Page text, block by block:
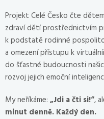
Projekt Celé Česko čte
zdraví dětí prostřednictvím
k podstatě rodinné
a omezení přístupu k
do šťastné budoucnosti
rozvoj jejich emoční
My neříkáme: „Jdi a čti si!“,
minut denně. Každý den.